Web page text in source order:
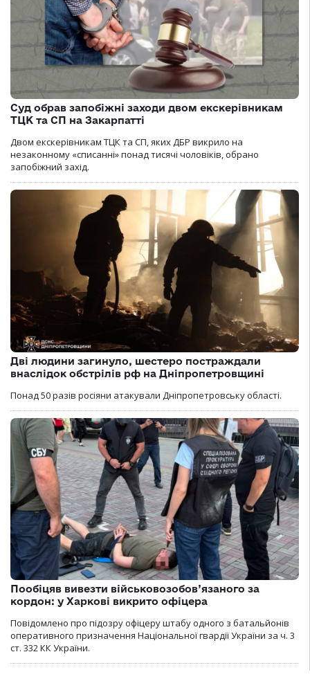
Суд обрав запобіжні заходи двом екскерівникам
ТЦК та СП на Закарпатті
Двом екскерівникам ТЦК та СП, яких ДБР викрило на
незаконному «списанні» понад тисячі чоловіків, обрано
запобіжний захід.
Дві людини загинуло, шестеро постраждали
внаслідок обстрілів рф на Дніпропетровщині
Понад 50 разів росіяни атакували Дніпропетровську області.
Пообіцяв вивезти військовозобов’язаного за
кордон: у Харкові викрито офіцера
Повідомлено про підозру офіцеру штабу одного з батальйонів
оперативного призначення Національної гвардії України за ч. 3
ст. 332 КК України.